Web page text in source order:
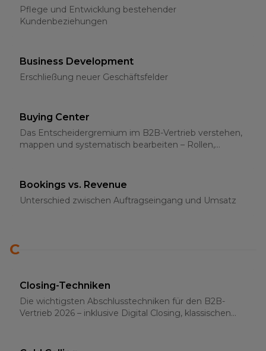
Pflege und Entwicklung bestehender
Kundenbeziehungen
Business Development
Erschließung neuer Geschäftsfelder
Buying Center
Das Entscheidergremium im B2B-Vertrieb verstehen,
mappen und systematisch bearbeiten – Rollen,
Bookings vs. Revenue
Unterschied zwischen Auftragseingang und Umsatz
C
Closing-Techniken
Die wichtigsten Abschlusstechniken für den B2B-
Vertrieb 2026 – inklusive Digital Closing, klassischen